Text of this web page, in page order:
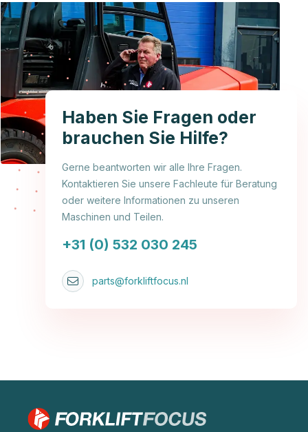
Haben Sie Fragen oder
brauchen Sie Hilfe?
Gerne beantworten wir alle Ihre Fragen.
Kontaktieren Sie unsere Fachleute für Beratung
oder weitere Informationen zu unseren
Maschinen und Teilen.
+31 (0) 532 030 245
parts@forkliftfocus.nl